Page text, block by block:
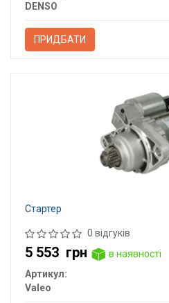
DENSO
ПРИДБАТИ
Стартер
0 відгуків
5 553 грн
в наявності
Артикул:
Valeo